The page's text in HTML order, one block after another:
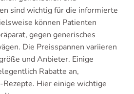
sind wichtig für die informierte
können Patienten
gegen generisches
Die Preisspannen variieren
und Anbieter. Einige
Rabatte an,
Rezepte. Hier einige wichtige